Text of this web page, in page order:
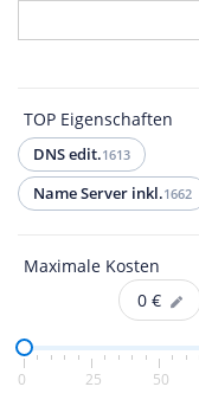
TOP Eigenschaften
DNS edit.1613
Name Server inkl.1662
Maximale Kosten
0 €
0 25 50